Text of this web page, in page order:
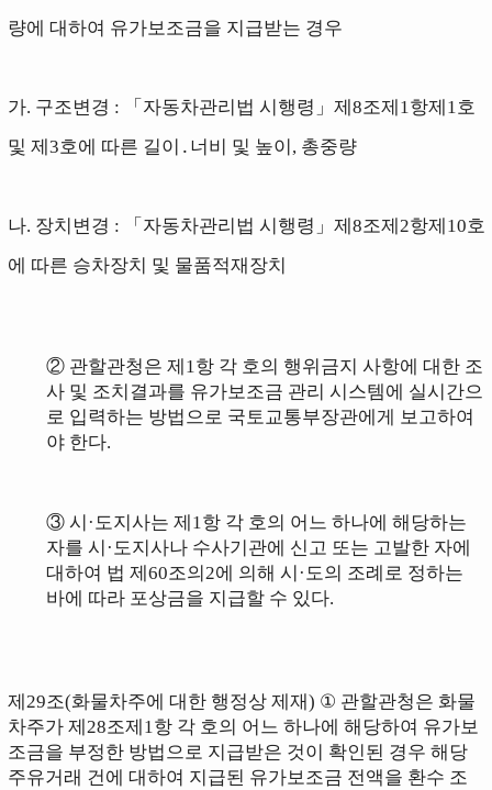
량에 대하여 유가보조금을 지급받는 경우
가. 구조변경 : 「자동차관리법 시행령」제8조제1항제1호
및 제3호에 따른 길이 ․너비 및 높이, 총중량
나. 장치변경 : 「자동차관리법 시행령」제8조제2항제10호
에 따른 승차장치 및 물품적재장치
② 관할관청은 제1항 각 호의 행위금지 사항에 대한 조
사 및 조치결과를 유가보조금 관리 시스템에 실시간으
로 입력하는 방법으로 국토교통부장관에게 보고하여
야 한다.
③ 시·도지사는 제1항 각 호의 어느 하나에 해당하는
자를 시·도지사나 수사기관에 신고 또는 고발한 자에
대하여 법 제60조의2에 의해 시·도의 조례로 정하는
바에 따라 포상금을 지급할 수 있다.
제29조(화물차주에 대한 행정상 제재) ① 관할관청은 화물
차주가 제28조제1항 각 호의 어느 하나에 해당하여 유가보
조금을 부정한 방법으로 지급받은 것이 확인된 경우 해당
주유거래 건에 대하여 지급된 유가보조금 전액을 환수 조